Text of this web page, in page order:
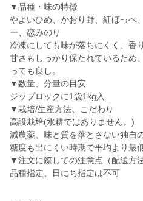
▼品種・味の特徴
やよいひめ、かおり野、紅ほっぺ
ー、恋みのり
冷凍にしても味が落ちにくく、香
甘さもしっかり保たれているため
っても良し。
▼数量、分量の目安
ジップロックに1袋1kg入
▼栽培/生産方法、こだわり
高設栽培(水耕ではありません。)
減農薬、味と質を落とさない独自
糖度も出にくい時期で平均より最
▼注文に際しての注意点（配送方
品種指定、日にち指定は不可